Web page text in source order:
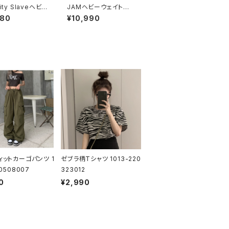
Slaveヘビー
スウェットシャツ
JAMヘビーウェイトパ
ーカー 1014-2302212
27
¥10,990
ットカーゴパンツ 1
ゼブラ柄Tシャツ 1013-220
323012
¥2,990